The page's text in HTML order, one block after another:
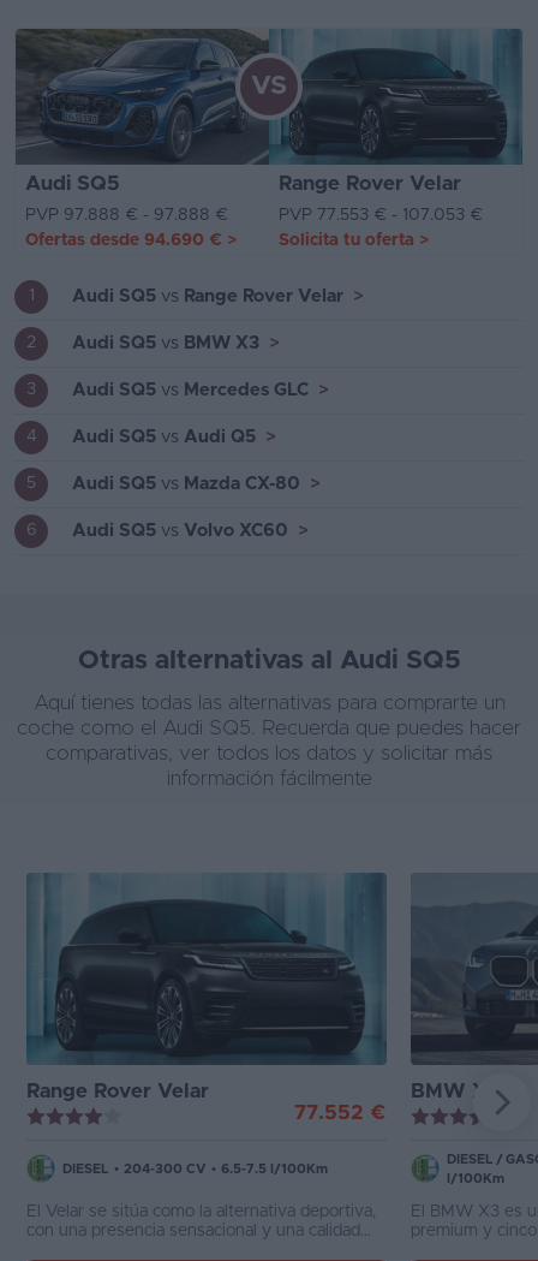
Audi SQ5 Range Rover Velar
VS
PVP 97.888 € - 97.888 €
PVP 77.553 € - 107.053 €
Ofertas desde 94.690 € > Solicita tu oferta >
1 Audi SQ5 vs Range Rover Velar >
2 Audi SQ5 vs BMW X3 >
3 Audi SQ5 vs Mercedes GLC >
4 Audi SQ5 vs Audi Q5 >
5 Audi SQ5 vs Mazda CX-80 >
6 Audi SQ5 vs Volvo XC60 >
Otras alternativas al Audi SQ5
Aquí tienes todas las alternativas para comprarte un
coche como el Audi SQ5. Recuerda que puedes hacer
comparativas, ver todos los datos y solicitar más
información fácilmente
Range Rover Velar
77.552 €
DIESEL • 204-300 CV • 6.5-7.5 l/100Km
El Velar se sitúa como la alternativa deportiva,
con una presencia sensacional y una calidad
BMW X3
DIESEL /
l/100Km
El BMW X3 es
premium y